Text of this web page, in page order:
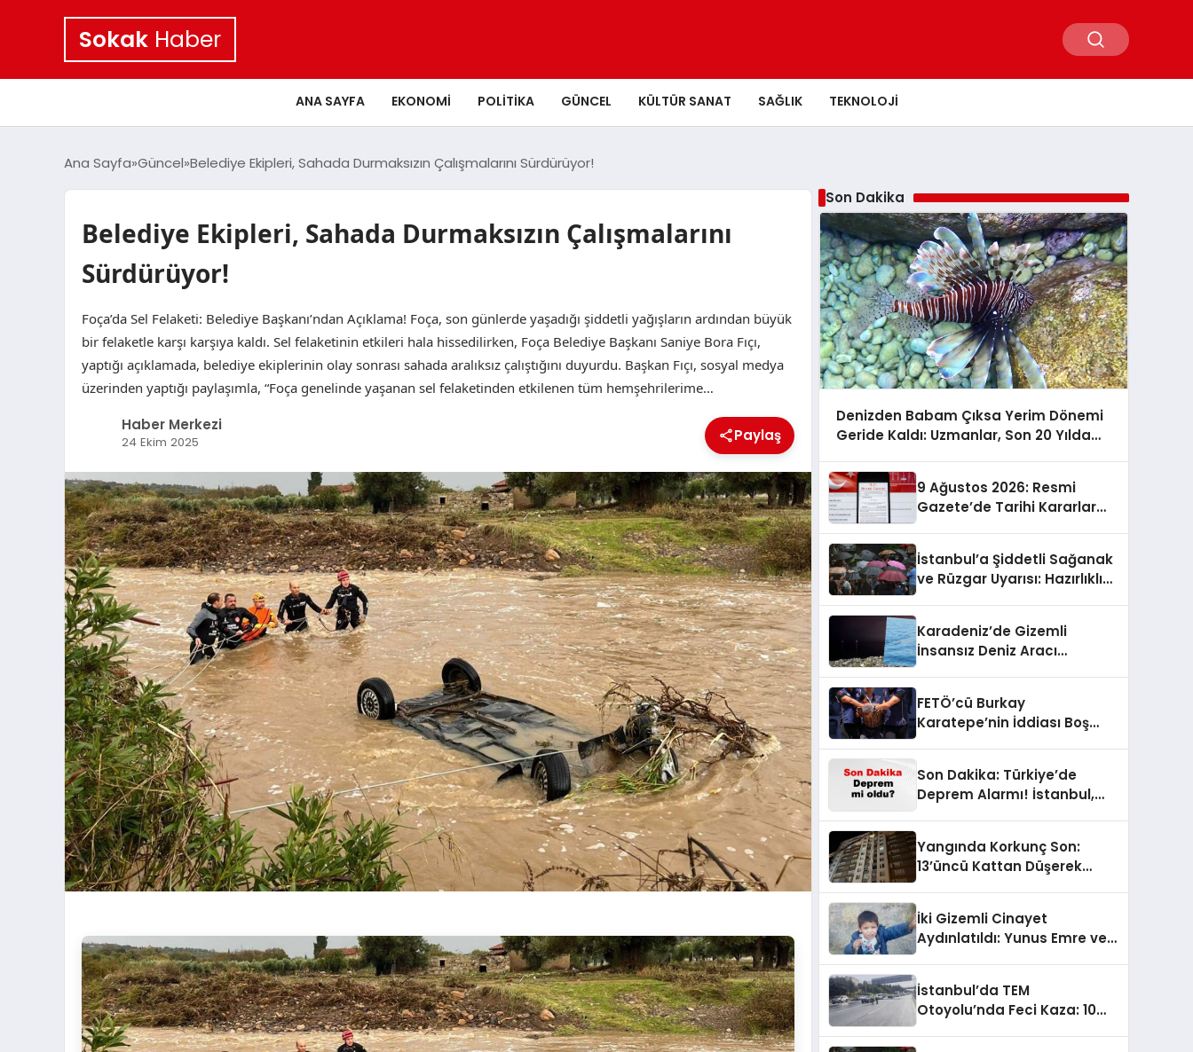
Sokak Haber
ANA SAYFA EKONOMI POLITIKA GÜNCEL KÜLTÜR SANAT SAĞLIK TEKNOLOJI
Ana Sayfa Güncel Belediye Ekipleri, Sahada Durmaksızın Çalışmalarını Sürdürüyor!
Belediye Ekipleri, Sahada Durmaksızın Çalışmalarını
Sürdürüyor!
Foça’da Sel Felaketi: Belediye Başkanı’ndan Açıklama! Foça, son günlerde yaşadığı şiddetli yağışların ardından büyük
bir felaketle karşı karşıya kaldı. Sel felaketinin etkileri hala hissedilirken, Foça Belediye Başkanı Saniye Bora Fıçı,
yaptığı açıklamada, belediye ekiplerinin olay sonrası sahada aralıksız çalıştığını duyurdu. Başkan Fıçı, sosyal medya
üzerinden yaptığı paylaşımla, “Foça genelinde yaşanan sel felaketinden etkilenen tüm hemşehrilerime…
Haber Merkezi
24 Ekim 2025 Paylaş
Son Dakika
Denizden Babam Çıksa Yerim Dönemi
Geride Kaldı: Uzmanlar, Son 20 Yılda
9 Ağustos 2026: Resmi
Gazete’de Tarihi Kararlar
İstanbul’a Şiddetli Sağanak
ve Rüzgar Uyarısı: Hazırlıklı
Karadeniz’de Gizemli
İnsansız Deniz Aracı
FETÖ’cü Burkay
Karatepe’nin İddiası Boş
Bulunamadı!
Son Dakika: Türkiye’de
Deprem Alarmı! İstanbul,
Yangında Korkunç Son:
13’üncü Kattan Düşerek
İki Gizemli Cinayet
Aydınlatıldı: Yunus Emre ve
İstanbul’da TEM
Otoyolu’nda Feci Kaza: 10